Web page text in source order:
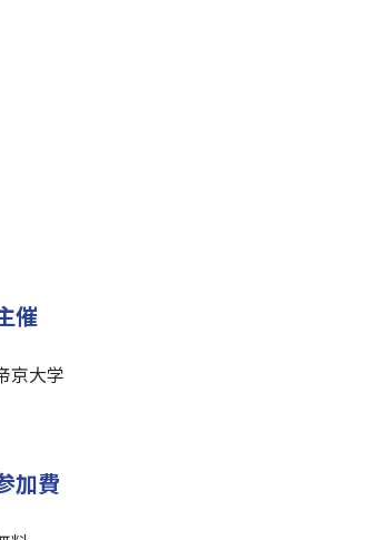
催
京大学
加費